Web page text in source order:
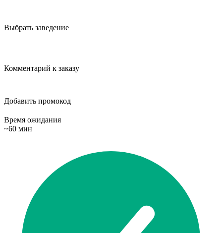
Выбрать заведение
Комментарий к заказу
Добавить промокод
Время ожидания
~60 мин